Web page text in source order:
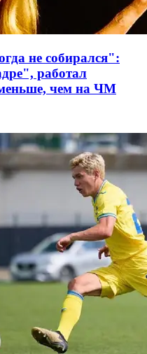
не собирался":
работал
чем на ЧМ